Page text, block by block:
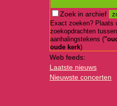
Zoek in archief
Exact zoeken? Plaats
zoekopdrachten tussen
aanhalingstekens (
oude kerk)
Web feeds:
Laatste nieuws
Nieuwste concerten